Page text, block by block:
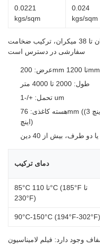
0.0221
kgs/sqm
0.024
kgs/sqm
ضخامت در دسترس از 20 میکران تا 38 میکران، ترکیب ضخامت
سفارشی در دسترس است
عرض: 200mm تا 1200mm
طول: 2000 تا 4000 متر
تحمل: +/-1 um
هسته کاغذی: 76mm ((3 اینچ) ، 50.8mm ((2 اینچ) ، 25.4mm ((1
اینچ)
طرف، بیش از 40 دین
دمای ترکیب
85°C تا 110°C (185°F تا
230°F)
90°C-150°C (194°F-302°F)
وجود دارد: فیلم لامیناسیون